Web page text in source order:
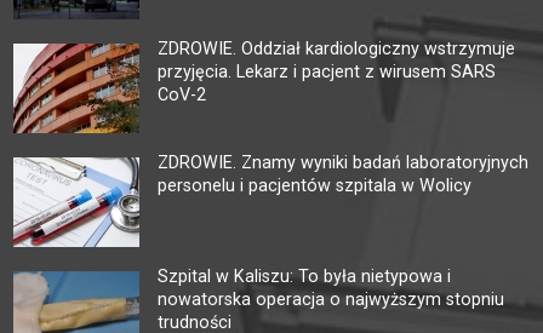
ZDROWIE. Oddział kardiologiczny wstrzymuje
przyjęcia. Lekarz i pacjent z wirusem SARS
CoV-2
ZDROWIE. Znamy wyniki badań laboratoryjnych
personelu i pacjentów szpitala w Wolicy
Szpital w Kaliszu: To była nietypowa i
nowatorska operacja o najwyższym stopniu
trudności